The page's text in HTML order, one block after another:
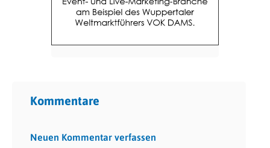
Kommentare
Neuen Kommentar verfassen